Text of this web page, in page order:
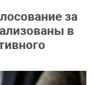
за
в